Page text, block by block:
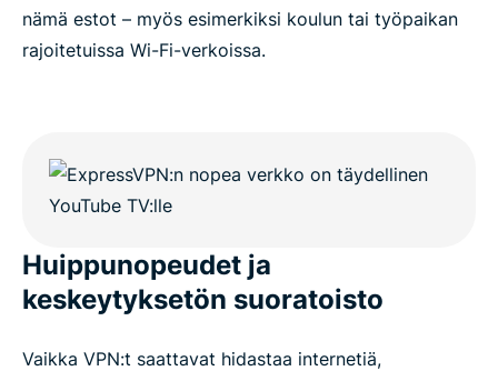
nämä estot – myös esimerkiksi koulun tai työpaikan
rajoitetuissa Wi-Fi-verkoissa.
Huippunopeudet ja
keskeytyksetön suoratoisto
Vaikka VPN:t saattavat hidastaa internetiä,